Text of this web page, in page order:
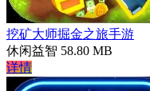
挖矿大师掘金之旅手游
休闲益智 58.80 MB
详情